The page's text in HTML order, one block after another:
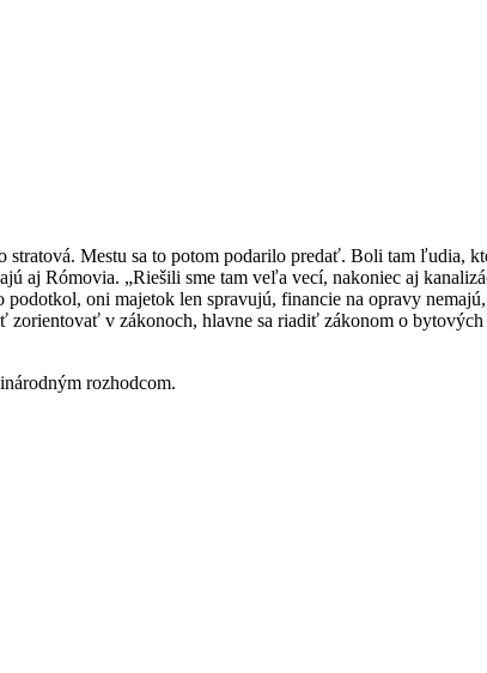
Mestu sa to potom podarilo predať. Boli tam ľudia,
aj Rómovia. „Riešili sme tam veľa vecí, nakoniec aj
oni majetok len spravujú, financie na opravy
v zákonoch, hlavne sa riadiť zákonom o
rozhodcom.